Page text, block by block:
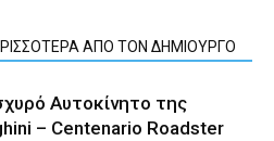
ΑΠΟ ΤΟΝ ΔΗΜΙΟΥΡΓΟ
Αυτοκίνητο της
– Centenario Roadster